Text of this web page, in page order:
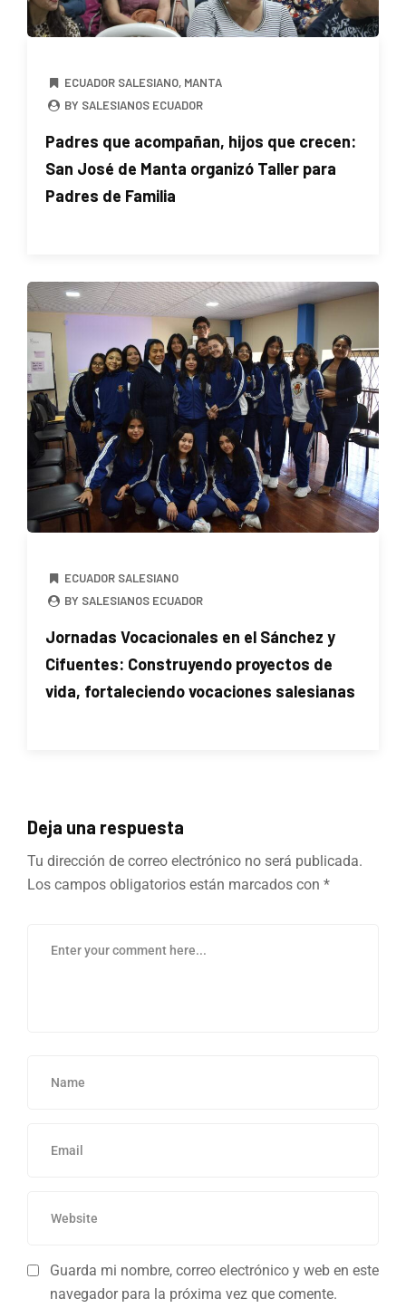
ECUADOR SALESIANO, MANTA
BY SALESIANOS ECUADOR
Padres que acompañan, hijos que crecen:
San José de Manta organizó Taller para
Padres de Familia
ECUADOR SALESIANO
BY SALESIANOS ECUADOR
Jornadas Vocacionales en el Sánchez y
Cifuentes: Construyendo proyectos de
vida, fortaleciendo vocaciones salesianas
Deja una respuesta
Tu dirección de correo electrónico no será publicada.
Los campos obligatorios están marcados con *
Guarda mi nombre, correo electrónico y web en este
navegador para la próxima vez que comente.